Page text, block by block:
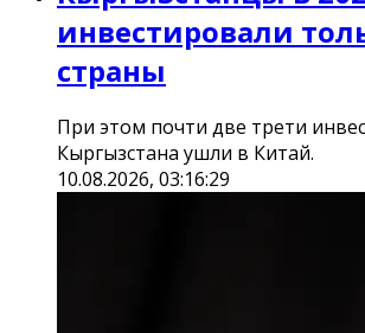
инвестировали
страны
При этом почти две трети
Кыргызстана ушли в Китай.
10.08.2026, 03:16:29